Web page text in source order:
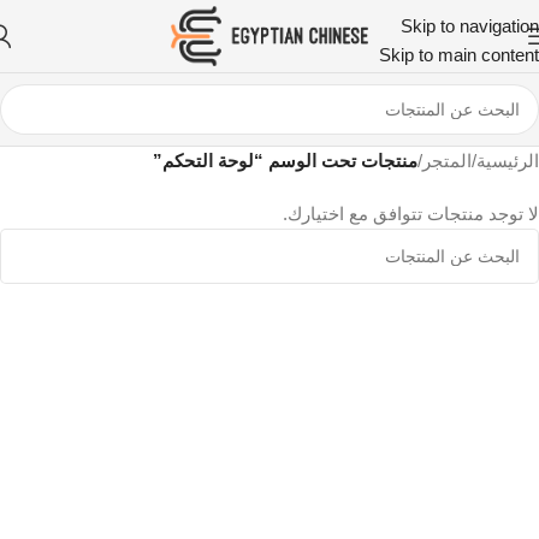
Skip to navigation
Skip to main content
الرئيسية/المتجر /منتجات تحت الوسم “لوحة التحكم”
لا توجد منتجات تتوافق مع اختيارك.